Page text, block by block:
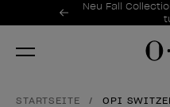
Sonderangebote
Neu Fall
Item 1 of 2
STARTSEITE OPI